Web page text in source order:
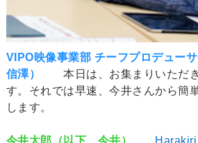
VIPO映像事業部 チーフプロデューサ
信澤）
本日は、お集まりいただき
す。それでは早速、今井さんから簡
します。
今井太郎（以下、今井）